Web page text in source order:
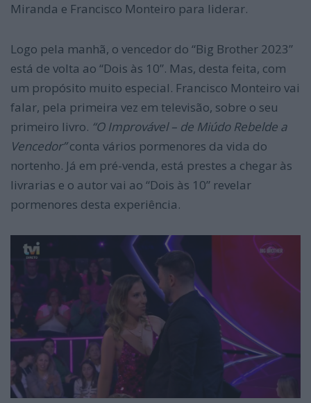
Miranda e Francisco Monteiro para liderar.
Logo pela manhã, o vencedor do “Big Brother 2023”
está de volta ao “Dois às 10”. Mas, desta feita, com
um propósito muito especial. Francisco Monteiro vai
falar, pela primeira vez em televisão, sobre o seu
primeiro livro. “O Improvável – de Miúdo Rebelde a
Vencedor”conta vários pormenores da vida do
nortenho. Já em pré-venda, está prestes a chegar às
livrarias e o autor vai ao “Dois às 10” revelar
pormenores desta experiência.